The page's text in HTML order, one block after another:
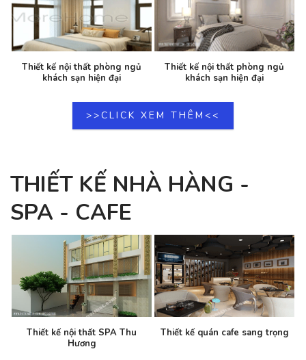
Thiết kế nội thất phòng ngủ
khách sạn hiện đại
Thiết kế nội thất phòng ngủ
khách sạn hiện đại
>>CLICK XEM THÊM<<
THIẾT KẾ NHÀ HÀNG -
SPA - CAFE
Thiết kế nội thất SPA Thu
Hương
Thiết kế quán cafe sang trọng